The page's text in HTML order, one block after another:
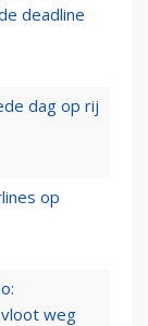
deadline
dag op rij
op
weg